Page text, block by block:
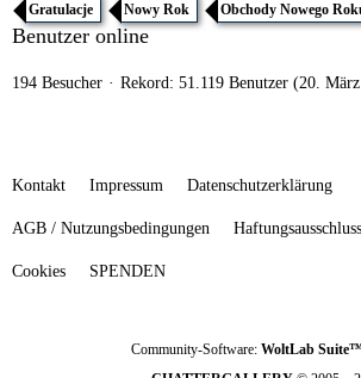
Gratulacje Nowy Rok Obchody Nowego
Benutzer online
194 Besucher Rekord: 51.119 Benutzer (20.
Kontakt Impressum Datenschutzerklärung
AGB / Nutzungsbedingungen Haftungsausschluss
Cookies SPENDEN
Community-Software: WoltLab